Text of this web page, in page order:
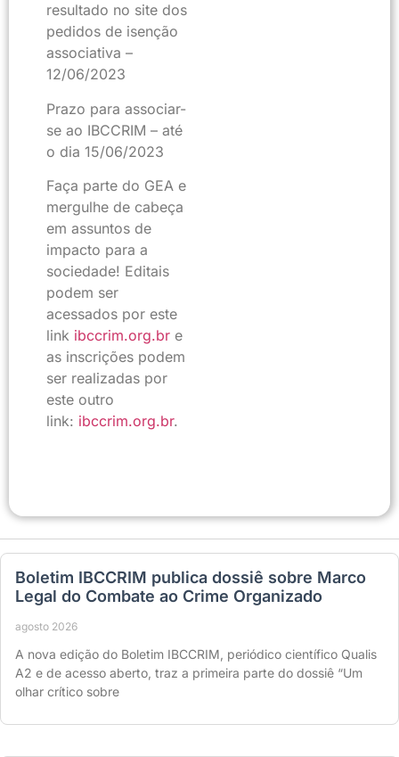
resultado no site dos
pedidos de isenção
associativa –
12/06/2023
Prazo para associar-
se ao IBCCRIM – até
o dia 15/06/2023
Faça parte do GEA e
mergulhe de cabeça
em assuntos de
impacto para a
sociedade! Editais
podem ser
acessados por este
link ibccrim.org.br e
as inscrições podem
ser realizadas por
este outro
link: ibccrim.org.br.
Boletim IBCCRIM publica dossiê sobre Marco
Legal do Combate ao Crime Organizado
agosto 2026
A nova edição do Boletim IBCCRIM, periódico científico Qualis
A2 e de acesso aberto, traz a primeira parte do dossiê “Um
olhar crítico sobre